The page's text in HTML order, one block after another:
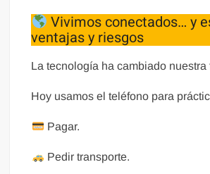
Vivimos conectados… y
ventajas y riesgos
La tecnología ha cambiado nuestra
Hoy usamos el teléfono para
Pagar.
Pedir transporte.